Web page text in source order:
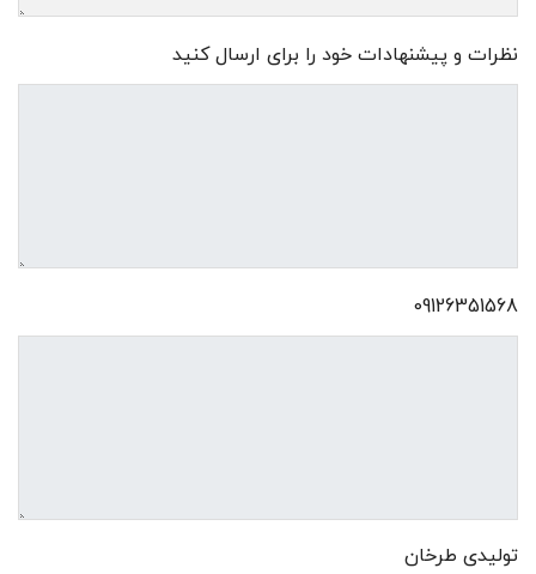
نظرات و پیشنهادات خود را برای ارسال کنید
09126351568
تولیدی طرخان